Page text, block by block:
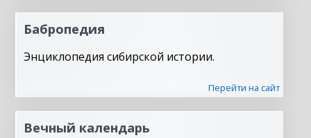
Бабропедия
Энциклопедия сибирской истории.
Перейти на сайт
Вечный календарь